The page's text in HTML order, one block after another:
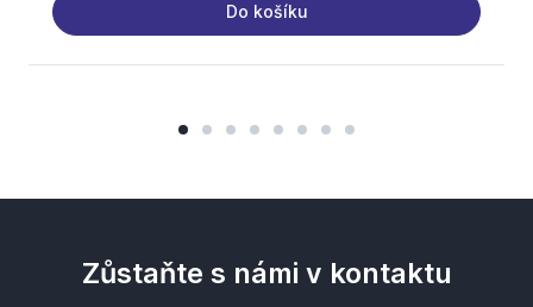
Do košíku
Zůstaňte s námi v kontaktu